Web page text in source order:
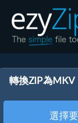
解壓縮
轉換ZIP為MKV
選擇